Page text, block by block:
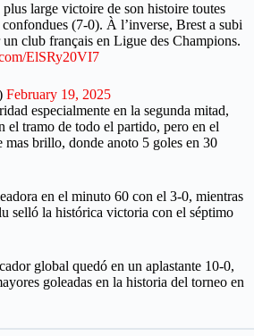
large victoire de son histoire toutes
(7-0). À l’inverse, Brest a subi
club français en Ligue des Champions.
ElSRy20VI7
February 19, 2025
especialmente en la segunda mitad,
el tramo de todo el partido, pero en el
mas brillo, donde anoto 5 goles en 30
en el minuto 60 con el 3-0, mientras
selló la histórica victoria con el séptimo
global quedó en un aplastante 10-0,
goleadas en la historia del torneo en